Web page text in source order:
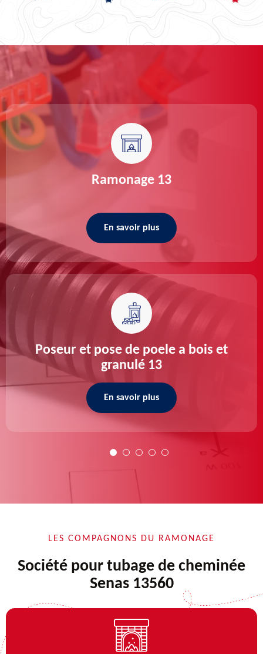
Ramonage 13
En savoir plus
Poseur et pose de poele a bois et
granulé 13
En savoir plus
LES COMPAGNONS DU RAMONAGE
Société pour tubage de cheminée
Senas 13560